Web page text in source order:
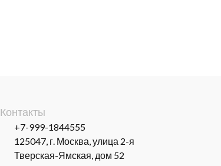
Контакты
+7-999-1844555
125047, г. Москва, улица 2-я
Тверская-Ямская, дом 52